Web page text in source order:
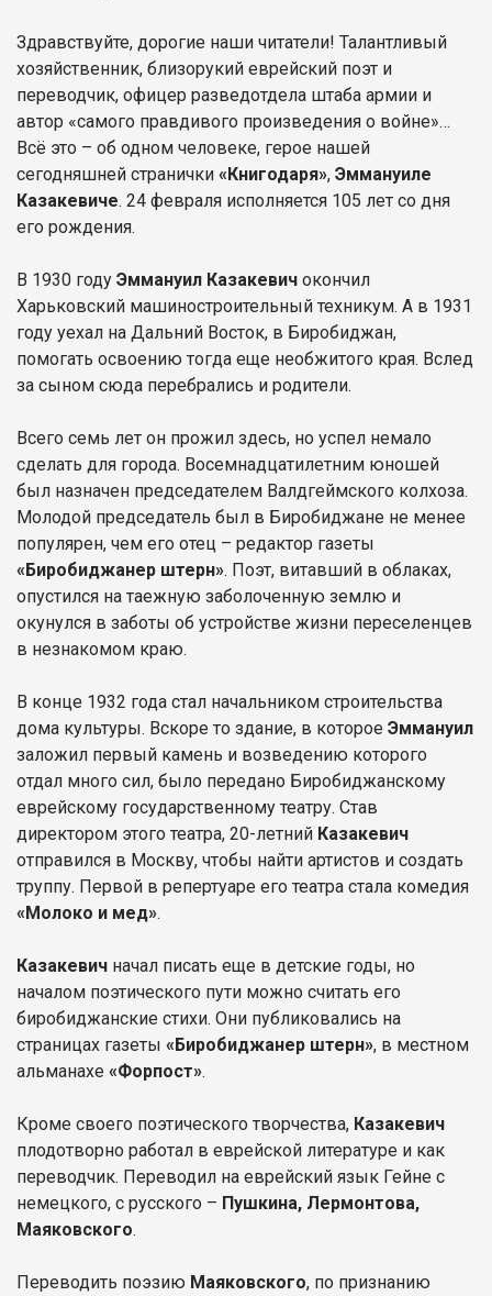
Здравствуйте, дорогие наши читатели! Талантливый
хозяйственник, близорукий еврейский поэт и
переводчик, офицер разведотдела штаба армии и
автор «самого правдивого произведения о войне»…
Всё это – об одном человеке, герое нашей
сегодняшней странички «Книгодаря», Эммануиле
Казакевиче. 24 февраля исполняется 105 лет со дня
его рождения.
В 1930 году Эммануил Казакевич окончил
Харьковский машиностроительный техникум. А в 1931
году уехал на Дальний Восток, в Биробиджан,
помогать освоению тогда еще необжитого края. Вслед
за сыном сюда перебрались и родители.
Всего семь лет он прожил здесь, но успел немало
сделать для города. Восемнадцатилетним юношей
был назначен председателем Валдгеймского колхоза.
Молодой председатель был в Биробиджане не менее
популярен, чем его отец – редактор газеты
«Биробиджанер штерн». Поэт, витавший в облаках,
опустился на таежную заболоченную землю и
окунулся в заботы об устройстве жизни переселенцев
в незнакомом краю.
В конце 1932 года стал начальником строительства
дома культуры. Вскоре то здание, в которое Эммануил
заложил первый камень и возведению которого
отдал много сил, было передано Биробиджанскому
еврейскому государственному театру. Став
директором этого театра, 20-летний Казакевич
отправился в Москву, чтобы найти артистов и создать
труппу. Первой в репертуаре его театра стала комедия
«Молоко и мед».
Казакевич начал писать еще в детские годы, но
началом поэтического пути можно считать его
биробиджанские стихи. Они публиковались на
страницах газеты «Биробиджанер штерн», в местном
альманахе «Форпост».
Кроме своего поэтического творчества, Казакевич
плодотворно работал в еврейской литературе и как
переводчик. Переводил на еврейский язык Гейне с
немецкого, с русского – Пушкина, Лермонтова,
Маяковского.
Переводить поэзию Маяковского, по признанию